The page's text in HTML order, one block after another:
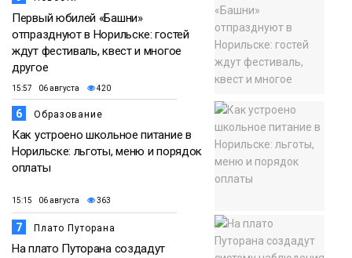
Первый юбилей «Башни»
отпразднуют в Норильске: гостей
ждут фестиваль, квест и многое
другое
15:57 06 августа 420
6 Образование
Как устроено школьное питание в
Норильске: льготы, меню и порядок
оплаты
15:15 06 августа 363
7 Плато Путорана
На плато Путорана создадут